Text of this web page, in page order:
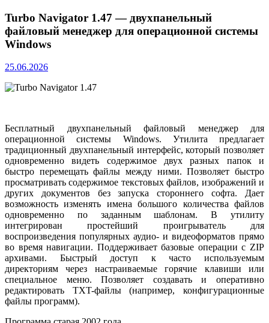
Turbo Navigator 1.47 — двухпанельный
файловый менеджер для операционной системы
Windows
25.06.2026
Бесплатный двухпанельный файловый менеджер для
операционной системы Windows. Утилита предлагает
традиционный двухпанельный интерфейс, который позволяет
одновременно видеть содержимое двух разных папок и
быстро перемещать файлы между ними. Позволяет быстро
просматривать содержимое текстовых файлов, изображений и
других документов без запуска стороннего софта. Дает
возможность изменять имена большого количества файлов
одновременно по заданным шаблонам. В утилиту
интегрирован простейший проигрыватель для
воспроизведения популярных аудио- и видеоформатов прямо
во время навигации. Поддерживает базовые операции с ZIP
архивами. Быстрый доступ к часто используемым
директориям через настраиваемые горячие клавиши или
специальное меню. Позволяет создавать и оперативно
редактировать TXT-файлы (например, конфигурационные
файлы программ).